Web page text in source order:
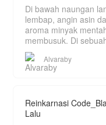
Di bawah naungan
lembap, angin asin
aroma minyak
membusuk. Di
Alvaraby
Reinkarnasi
Lalu